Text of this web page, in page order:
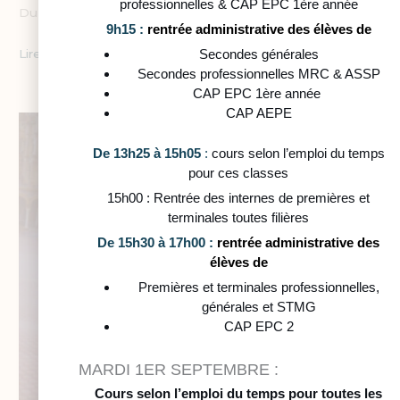
Du 31 mars au 2 avril,
Lire la suite »
professionnelles & CAP EPC 1ère année
9h15 : rentrée administrative des élèves de
Secondes générales
Secondes professionnelles MRC & ASSP
CAP EPC 1ère année
CAP AEPE
De 13h25 à 15h05: cours selon l’emploi du temps
pour ces classes
15h00 : Rentrée des internes de premières et
terminales toutes filières
De 15h30 à 17h00 : rentrée administrative des
élèves de
Premières et terminales professionnelles,
générales et STMG
CAP EPC 2
MARDI 1ER SEPTEMBRE :
Cours selon l’emploi du temps pour toutes les